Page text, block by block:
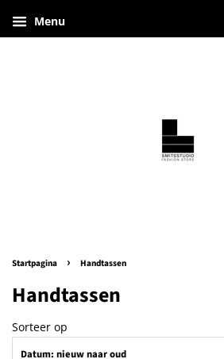
Menu
Startpagina › Handtassen
Handtassen
Sorteer op